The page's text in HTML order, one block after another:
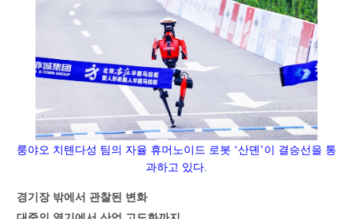
룽야오 치톈다성 팀의 자율 휴머노이드 로봇 ‘산뎬’이 결승선을 통
과하고 있다.
경기장 밖에서 관찰된 변화